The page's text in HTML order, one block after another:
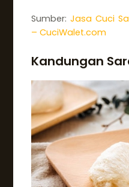
Sumber: Jasa Cuci
– CuciWalet.com
Kandungan